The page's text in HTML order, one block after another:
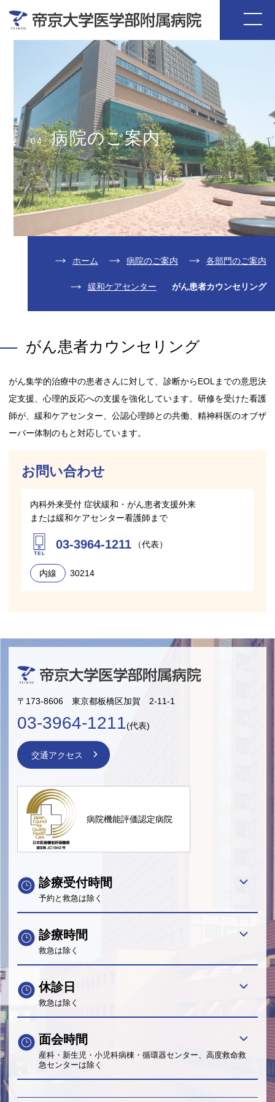
04 病院のご案内
ホーム 病院のご案内 各部門のご案内
緩和ケアセンター がん患者カウンセリング
がん患者カウンセリング
がん集学的治療中の患者さんに対して、診断からEOLまでの意思決
定支援、心理的反応への支援を強化しています。研修を受けた看護
師が、緩和ケアセンター、公認心理師との共働、精神科医のオブザ
ーバー体制のもと対応しています。
お問い合わせ
内科外来受付 症状緩和・がん患者支援外来
または緩和ケアセンター看護師まで
03-3964-1211 （代表）
内線 30214
〒173-8606 東京都板橋区加賀 2-11-1
03-3964-1211(代表)
交通アクセス
病院機能評価認定病院
診療受付時間
予約と救急は除く
診療時間
救急は除く
休診日
救急は除く
面会時間
産科・新生児・小児科病棟・循環器センター、高度救命救
急センターは除く